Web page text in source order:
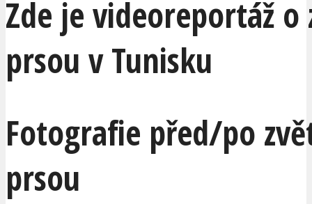
Zde je videoreportáž o
prsou v Tunisku
Fotografie před/po
prsou